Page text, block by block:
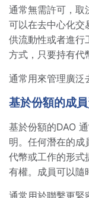
通常無需許可，取
可以在去中心化交
供流動性或者進行
方式，只要持有代
通常用來管理廣泛
基於份額的成
基於份額的DAO
明。任何潛在的成
代幣或工作的形式
有權。成員可以隨